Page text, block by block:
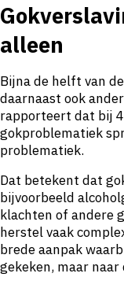
alleen
Bijna de helft van
daarnaast ook
rapporteert dat bij
gokproblematiek
problematiek.
Dat betekent dat
bijvoorbeeld
klachten of andere
herstel vaak
brede aanpak
gekeken, maar